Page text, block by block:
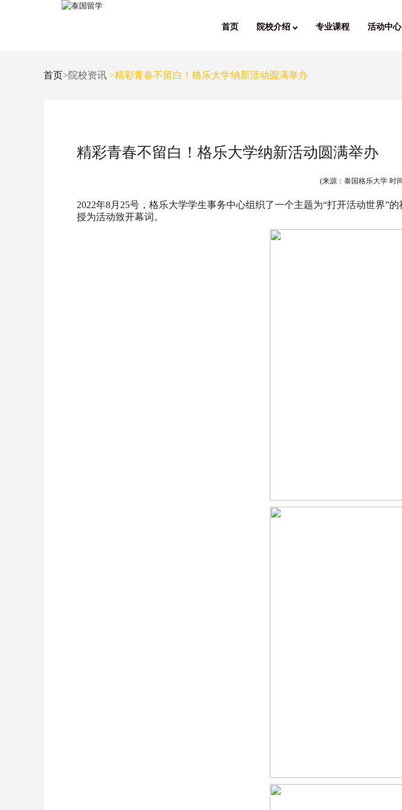
首页 院校介绍 专业课程 活动中心
首页>院校资讯 >精彩青春不留白！格乐大学纳新活动圆满举办
精彩青春不留白！格乐大学纳新活动圆满举办
(来源：泰国格乐大学 时
2022年8月25号，格乐大学学生事务中心组织了一个主题为“打开活动世界”
授为活动致开幕词。